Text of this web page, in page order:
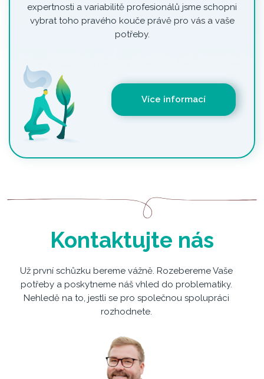
expertnosti a variabilitě profesionálů jsme schopni
vybrat toho pravého kouče právě pro vás a vaše
potřeby.
Více informací
Kontaktujte nás
Už první schůzku bereme vážně. Rozebereme Vaše
potřeby a poskytneme náš vhled do problematiky.
Nehledě na to, jestli se pro společnou spolupráci
rozhodnete.